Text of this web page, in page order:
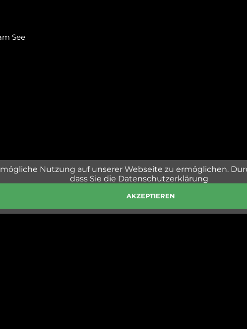
See
Nutzung auf unserer Webseite zu ermöglichen.
dass Sie die Datenschutzerklärung
AKZEPTIEREN